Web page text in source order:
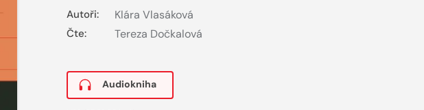
Autoři: Klára Vlasáková
Čte: Tereza Dočkalová
Audiokniha